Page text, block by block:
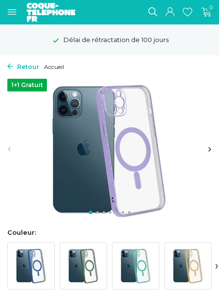
0
Délai de rétractation de 100 jours
Retour Accueil
1+1 Gratuit
Couleur:
›